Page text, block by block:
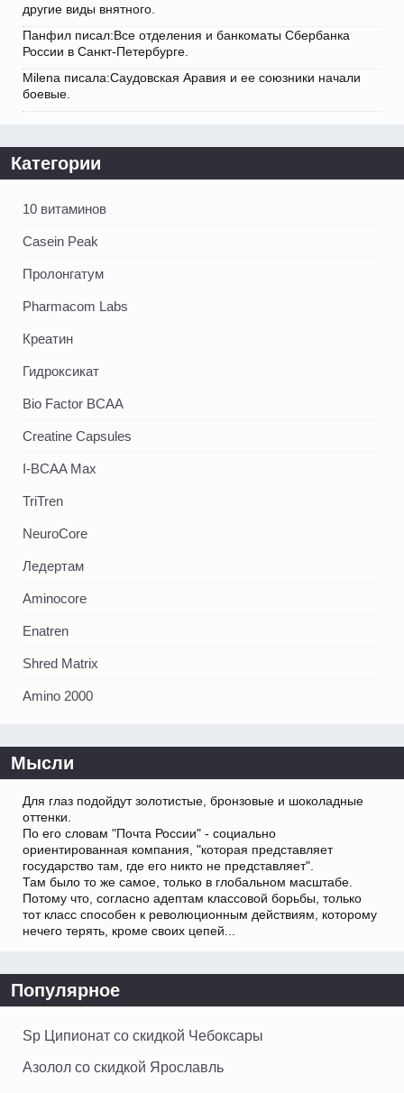
другие виды внятного.
Панфил писал:Все отделения и банкоматы Сбербанка
России в Санкт-Петербурге.
Milena писала:Саудовская Аравия и ее союзники начали
боевые.
Категории
10 витаминов
Casein Peak
Пролонгатум
Pharmacom Labs
Креатин
Гидроксикат
Bio Factor BCAA
Creatine Capsules
I-BCAA Max
TriTren
NeuroCore
Ледертам
Aminocore
Enatren
Shred Matrix
Amino 2000
Мысли
Для глаз подойдут золотистые, бронзовые и шоколадные
оттенки.
По его словам "Почта России" - социально
ориентированная компания, "которая представляет
государство там, где его никто не представляет".
Там было то же самое, только в глобальном масштабе.
Потому что, согласно адептам классовой борьбы, только
тот класс способен к революционным действиям, которому
нечего терять, кроме своих цепей...
Популярное
Sp Ципионат со скидкой Чебоксары
Азолол со скидкой Ярославль